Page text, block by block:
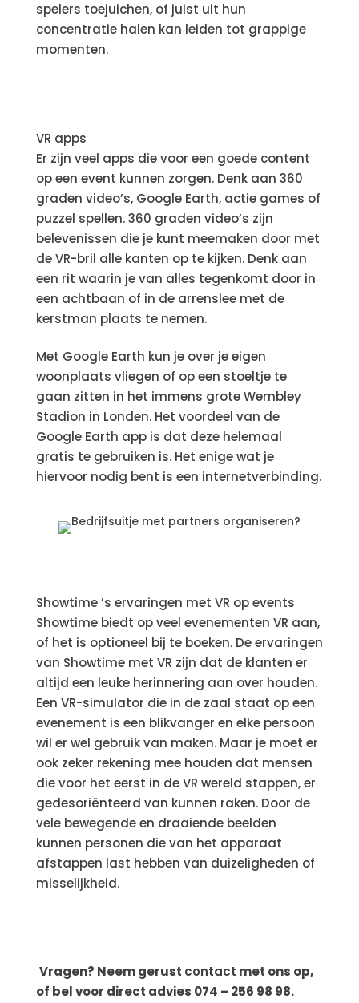
spelers toejuichen, of juist uit hun
concentratie halen kan leiden tot grappige
momenten.
VR apps
Er zijn veel apps die voor een goede content
op een event kunnen zorgen. Denk aan 360
graden video’s, Google Earth, actie games of
puzzel spellen. 360 graden video’s zijn
belevenissen die je kunt meemaken door met
de VR-bril alle kanten op te kijken. Denk aan
een rit waarin je van alles tegenkomt door in
een achtbaan of in de arrenslee met de
kerstman plaats te nemen.
Met Google Earth kun je over je eigen
woonplaats vliegen of op een stoeltje te
gaan zitten in het immens grote Wembley
Stadion in Londen. Het voordeel van de
Google Earth app is dat deze helemaal
gratis te gebruiken is. Het enige wat je
hiervoor nodig bent is een internetverbinding.
Showtime ’s ervaringen met VR op events
Showtime biedt op veel evenementen VR aan,
of het is optioneel bij te boeken. De ervaringen
van Showtime met VR zijn dat de klanten er
altijd een leuke herinnering aan over houden.
Een VR-simulator die in de zaal staat op een
evenement is een blikvanger en elke persoon
wil er wel gebruik van maken. Maar je moet er
ook zeker rekening mee houden dat mensen
die voor het eerst in de VR wereld stappen, er
gedesoriënteerd van kunnen raken. Door de
vele bewegende en draaiende beelden
kunnen personen die van het apparaat
afstappen last hebben van duizeligheden of
misselijkheid.
Vragen? Neem gerust contact met ons op,
of bel voor direct advies 074 – 256 98 98.